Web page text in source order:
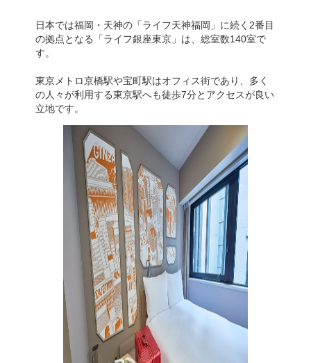
日本では福岡・天神の「ライフ天神福岡」に続く2番目
の拠点となる「ライフ銀座東京」は、総室数140室で
す。
東京メトロ京橋駅や宝町駅はオフィス街であり、多く
の人々が利用する東京駅へも徒歩7分とアクセスが良い
立地です。